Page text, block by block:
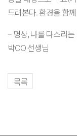
드려본다. 환경을 함
– 명상, 나를 다스리
박OO 선생님
목록